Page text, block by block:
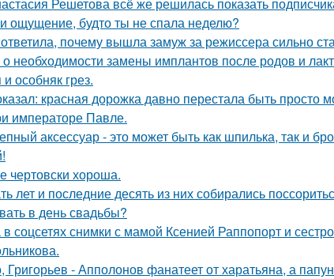
ощущение, будто ты не спала неделю?
почему вышла замуж за режиссера сильно
необходимости замены имплантов после родов и
особняк грез.
красная дорожка давно перестала быть просто
императоре Павле.
аксессуар - это может быть как шпилька, так и
чертовски хороша.
лет и последние десять из них собирались
в день свадьбы?
соцсетях снимки с мамой Ксенией Раппопорт и
Григорьев - Апполонов фанатеет от харатьяна, а